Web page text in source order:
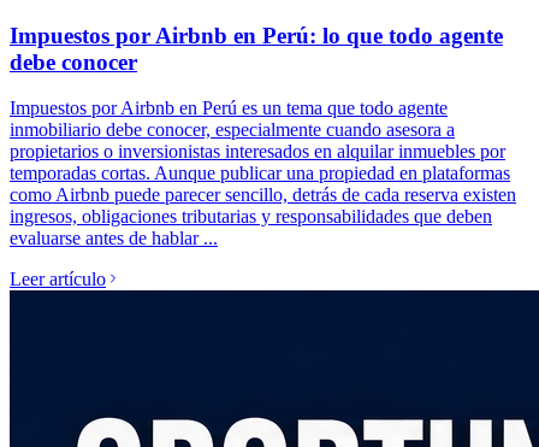
Impuestos por Airbnb en Perú: lo que todo agente
debe conocer
Impuestos por Airbnb en Perú es un tema que todo agente
inmobiliario debe conocer, especialmente cuando asesora a
propietarios o inversionistas interesados en alquilar inmuebles por
temporadas cortas. Aunque publicar una propiedad en plataformas
como Airbnb puede parecer sencillo, detrás de cada reserva existen
ingresos, obligaciones tributarias y responsabilidades que deben
evaluarse antes de hablar ...
Leer artículo